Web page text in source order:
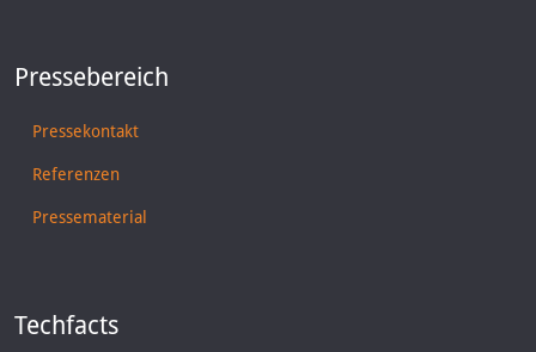
Pressebereich
Pressekontakt
Referenzen
Pressematerial
Techfacts